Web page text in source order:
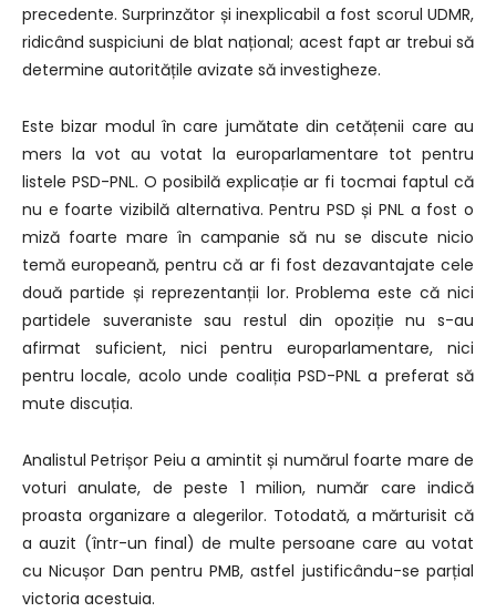
precedente. Surprinzător și inexplicabil a fost scorul UDMR,
ridicând suspiciuni de blat național; acest fapt ar trebui să
determine autoritățile avizate să investigheze.
Este bizar modul în care jumătate din cetățenii care au
mers la vot au votat la europarlamentare tot pentru
listele PSD-PNL. O posibilă explicație ar fi tocmai faptul că
nu e foarte vizibilă alternativa. Pentru PSD și PNL a fost o
miză foarte mare în campanie să nu se discute nicio
temă europeană, pentru că ar fi fost dezavantajate cele
două partide și reprezentanții lor. Problema este că nici
partidele suveraniste sau restul din opoziție nu s-au
afirmat suficient, nici pentru europarlamentare, nici
pentru locale, acolo unde coaliția PSD-PNL a preferat să
mute discuția.
Analistul Petrișor Peiu a amintit și numărul foarte mare de
voturi anulate, de peste 1 milion, număr care indică
proasta organizare a alegerilor. Totodată, a mărturisit că
a auzit (într-un final) de multe persoane care au votat
cu Nicușor Dan pentru PMB, astfel justificându-se parțial
victoria acestuia.